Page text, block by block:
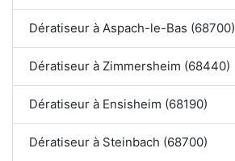
Dératiseur à Aspach-le-Bas (68700)
Dératiseur à Zimmersheim (68440)
Dératiseur à Ensisheim (68190)
Dératiseur à Steinbach (68700)